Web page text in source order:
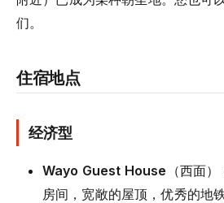
们。
住宿地点
经济型
Wayo Guest House （西面
房间，宽敞的屋顶，优秀的地